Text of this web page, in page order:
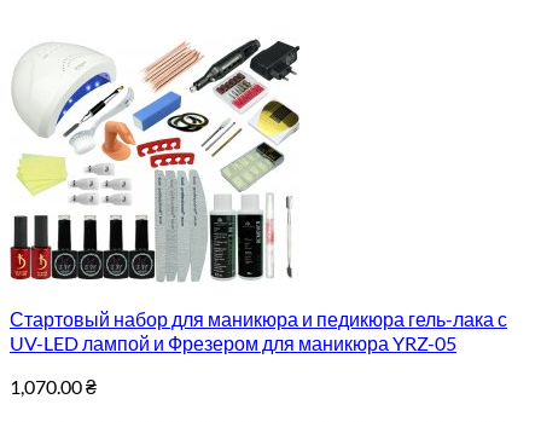
Стартовый набор для маникюра и педикюра гель-лака с
UV-LED лампой и Фрезером для маникюра YRZ-05
1,070.00₴